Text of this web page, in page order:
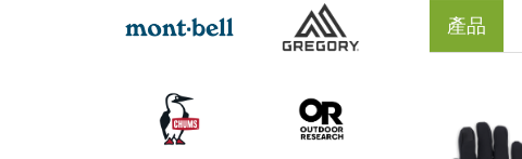
產品